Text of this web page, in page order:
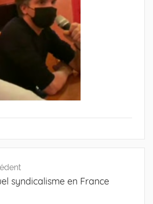
syndicalisme en France